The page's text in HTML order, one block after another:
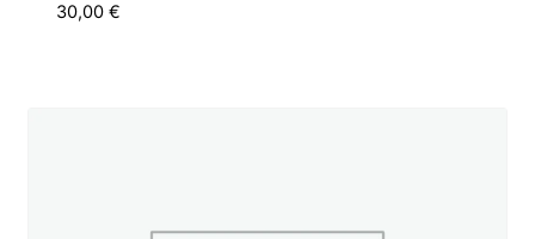
30,00€